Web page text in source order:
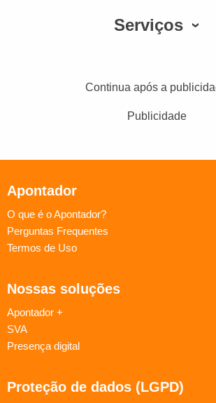
Serviços
Continua após a
Publicidade
Apontador
O que é o Apontador?
Perguntas Frequentes
Termos de Uso
Nossas soluções
Apontador +
SVA
Presença digital
Proteção de dados (LGPD)